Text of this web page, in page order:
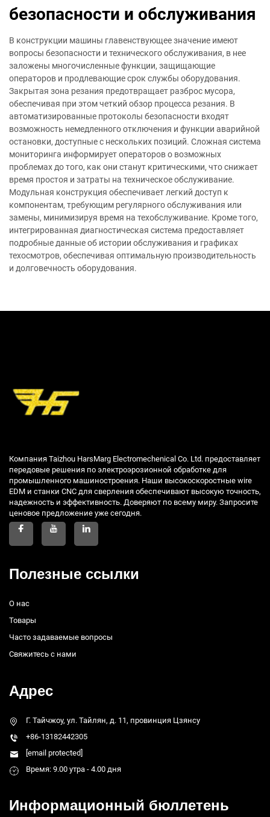
безопасности и обслуживания
В конструкции машины главенствующее значение имеют
вопросы безопасности и технического обслуживания, в нее
заложены многочисленные функции, защищающие
операторов и продлевающие срок службы оборудования.
Закрытая зона резания предотвращает разброс мусора,
обеспечивая при этом четкий обзор процесса резания. В
автоматизированные протоколы безопасности входят
возможность немедленного отключения и функции аварийной
остановки, доступные с нескольких позиций. Сложная система
мониторинга информирует операторов о возможных
проблемах до того, как они станут критическими, что снижает
время простоя и затраты на техническое обслуживание.
Модульная конструкция обеспечивает легкий доступ к
компонентам, требующим регулярного обслуживания или
замены, минимизируя время на техобслуживание. Кроме того,
интегрированная диагностическая система предоставляет
подробные данные об истории обслуживания и графиках
техосмотров, обеспечивая оптимальную производительность
и долговечность оборудования.
Компания Taizhou HarsMarg Electromechenical Co. Ltd. предоставляет
передовые решения по электроэрозионной обработке для
промышленного машиностроения. Наши высокоскоростные wire
EDM и станки CNC для сверления обеспечивают высокую точность,
надежность и эффективность. Доверяют по всему миру. Запросите
ценовое предложение уже сегодня.
Полезные ссылки
О нас
Товары
Часто задаваемые вопросы
Свяжитесь с нами
Адрес
Г. Тайчжоу, ул. Тайлян, д. 11, провинция Цзянсу
+86-13182442305
[email protected]
Время: 9.00 утра - 4.00 дня
Информационный бюллетень